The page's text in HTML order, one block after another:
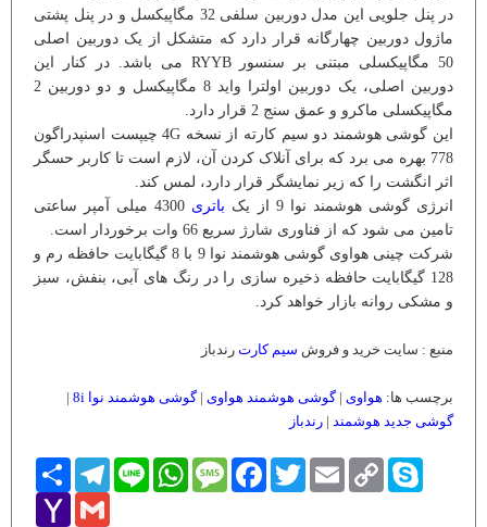
در پنل جلویی این مدل دوربین سلفی 32 مگاپیکسل و در پنل پشتی
ماژول دوربین چهارگانه قرار دارد که متشکل از یک دوربین اصلی
50 مگاپیکسلی مبتنی بر سنسور RYYB می باشد. در کنار این
دوربین اصلی، یک دوربین اولترا واید 8 مگاپیکسل و دو دوربین 2
مگاپیکسلی ماکرو و عمق سنج 2 قرار دارد.
این گوشی هوشمند دو سیم کارته از نسخه 4G چیپست اسنپدراگون
778 بهره می برد که برای آنلاک کردن آن، لازم است تا کاربر حسگر
اثر انگشت را که زیر نمایشگر قرار دارد، لمس کند.
انرژی گوشی هوشمند نوا 9 از یک
باتری
4300 میلی آمپر ساعتی
تامین می شود که از فناوری شارژ سریع 66 وات برخوردار است.
شرکت چینی هواوی گوشی هوشمند نوا 9 با 8 گیگابایت حافظه رم و
128 گیگابایت حافظه ذخیره سازی را در رنگ های آبی، بنفش، سبز
و مشکی روانه بازار خواهد کرد.
منبع : سایت خرید و فروش سیم کارت رندباز
برچسب ها: هواوی |گوشی هوشمند هواوی |گوشی هوشمند نوا 8i
|
گوشی جدید هوشمند | رندباز
اشتراکTelegram Line
WhatsAppMessageFacebookTwitter Email
Copy
Link
Skype
Yahoo
Mail
Gmail